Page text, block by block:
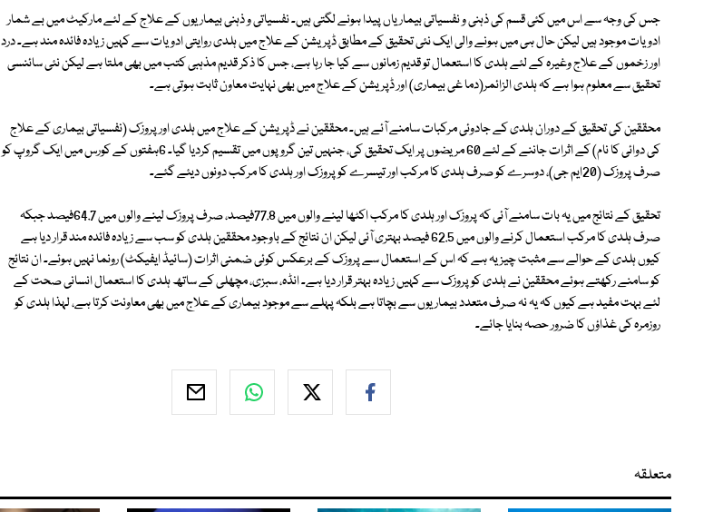
جس کی وجہ سے اس میں کئی قسم کی ذہنی و نفسیاتی بیماریاں پیدا ہونے لگتی ہیں۔ نفسیاتی و ذہنی بیماریوں کے علاج کے لئے مارکیٹ میں بے شمار
ادویات موجود ہیں لیکن حال ہی میں ہونے والی ایک نئی تحقیق کے مطابق ڈپریشن کے علاج میں ہلدی روایتی ادویات سے کہیں زیادہ فائدہ مند ہے۔ درد
اور زخموں کے علاج وغیرہ کے لئے ہلدی کا استعمال تو قدیم زمانوں سے کیا جا رہا ہے، جس کا ذکر قدیم مذہبی کتب میں بھی ملتا ہے لیکن نئی سائنسی
تحقیق سے معلوم ہوا ہے کہ ہلدی الزائمر(دما غی بیماری) اور ڈپریشن کے علاج میں بھی نہایت معاون ثابت ہوتی ہے۔
محققین کی تحقیق کے دوران ہلدی کے جادوئی مرکبات سامنے آئے ہیں۔ محققین نے ڈپریشن کے علاج میں ہلدی اور پروزک (نفسیاتی بیماری کے علاج
کی دوائی کا نام) کے اثرات جاننے کے لئے 60 مریضوں پر ایک تحقیق کی، جنہیں تین گروپوں میں تقسیم کردیا گیا۔ 6ہفتوں کے کورس میں ایک گروپ کو
صرف پروزک (20ایم جی)، دوسرے کو صرف ہلدی کا مرکب اور تیسرے کو پروزک اور ہلدی کا مرکب دونوں دیئے گئے۔
تحقیق کے نتائج میں یہ بات سامنے آئی کہ پروزک اور ہلدی کا مرکب اکٹھا لینے والوں میں 77.8فیصد، صرف پروزک لینے والوں میں 64.7فیصد جبکہ
صرف ہلدی کا مرکب استعمال کرنے والوں میں 62.5 فیصد بہتری آئی لیکن ان نتائج کے باوجود محققین ہلدی کو سب سے زیادہ فائدہ مند قرار دیا ہے
کیوں ہلدی کے حوالے سے مثبت چیز یہ ہے کہ اس کے استعمال سے پروزک کے برعکس کوئی ضمنی اثرات (سائیڈ ایفیکٹ) رونما نہیں ہوئے۔ ان نتائج
کو سامنے رکھتے ہوئے محققین نے ہلدی کو پروزک سے کہیں زیادہ بہتر قرار دیا ہے۔ انڈہ، سبزی، مچھلی کے ساتھ ہلدی کا استعمال انسانی صحت کے
لئے بہت مفید ہے کیوں کہ یہ نہ صرف متعدد بیماریوں سے بچاتا ہے بلکہ پہلے سے موجود بیماری کے علاج میں بھی معاونت کرتا ہے، لہذا ہلدی کو
روزمرہ کی غذاؤں کا ضرور حصہ بنایا جائے۔
متعلقہ